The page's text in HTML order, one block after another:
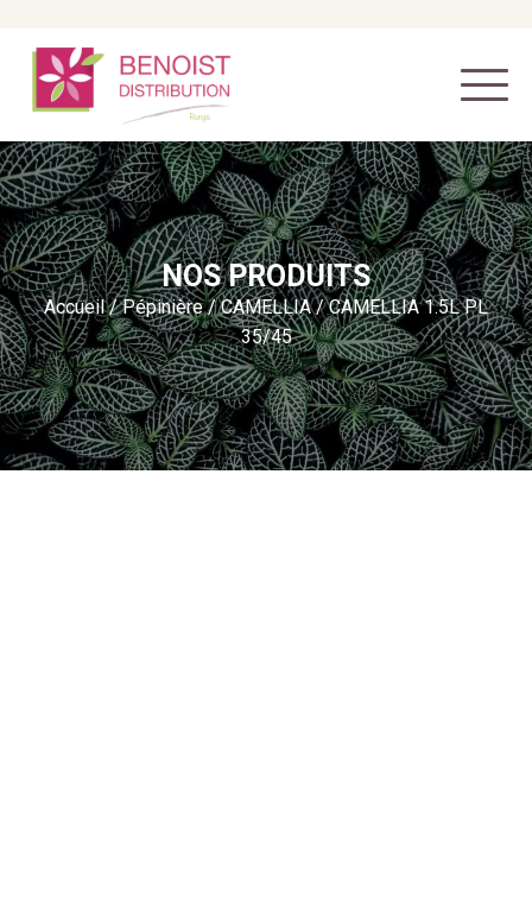
NOS PRODUITS
Accueil/Pépinière/CAMELLIA/ CAMELLIA 1.5L PL
35/45